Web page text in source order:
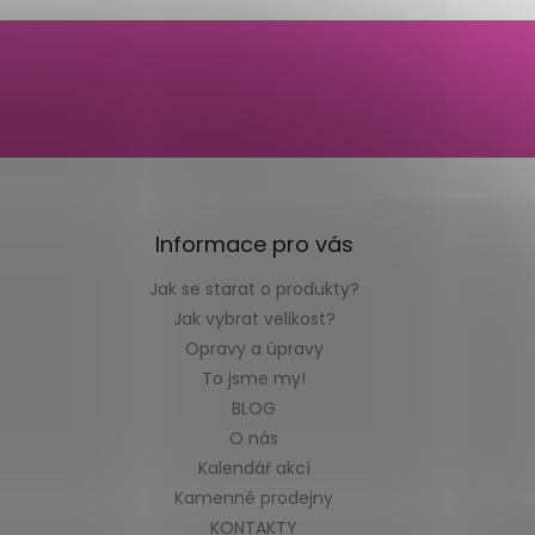
Informace pro vás
Jak se starat o produkty?
Jak vybrat velikost?
Opravy a úpravy
To jsme my!
BLOG
O nás
Kalendář akcí
Kamenné prodejny
KONTAKTY